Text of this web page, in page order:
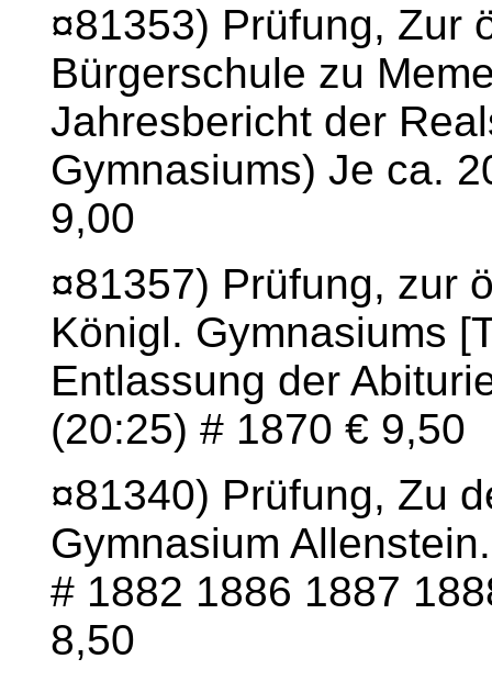
¤81353) Prüfung, Zur
Bürgerschule zu
Jahresbericht der
Gymnasiums) Je ca.
9,00
¤81357) Prüfung, zur
Königl. Gymnasiums
Entlassung der
(20:25) # 1870 € 9,50
¤81340) Prüfung, Zu
Gymnasium
# 1882 1886 1887
8,50